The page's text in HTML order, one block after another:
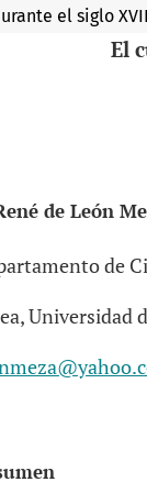
el siglo